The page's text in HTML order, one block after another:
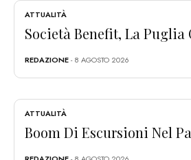
ATTUALITÀ
Società Benefit, La Puglia
REDAZIONE- 8 AGOSTO 2026
ATTUALITÀ
Boom Di Escursioni Nel